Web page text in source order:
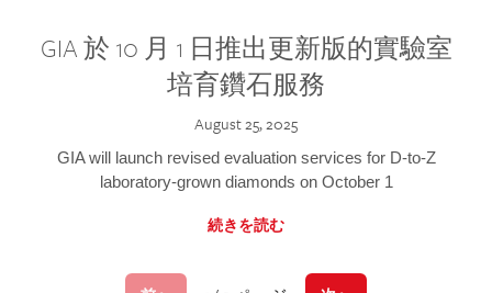
GIA 於 10 月 1 日推出更新版的實驗室
培育鑽石服務
August 25, 2025
GIA will launch revised evaluation services for D-to-Z
laboratory-grown diamonds on October 1
続きを読む